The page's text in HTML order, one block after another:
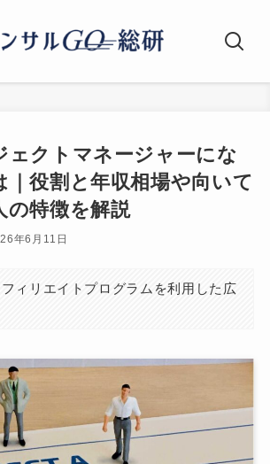
ェクトマネージャーにな
｜役割と年収相場や向いて
の特徴を解説
年6月11日
ィリエイトプログラムを利用した広